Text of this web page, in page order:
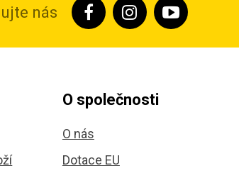
nás
O společnosti
O nás
Dotace EU